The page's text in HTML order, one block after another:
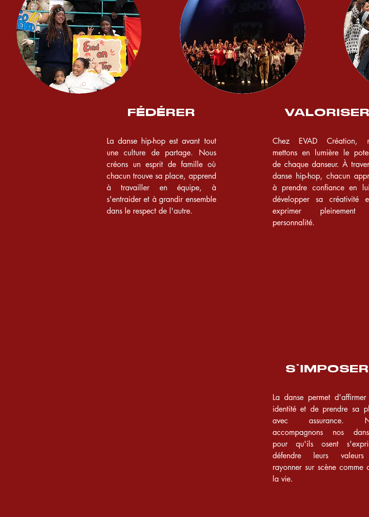
FÉDÉRER
La danse hip-hop est avant tout
une culture de partage. Nous
créons un esprit de famille où
chacun trouve sa place, apprend
à travailler en équipe, à
s'entraider et à grandir ensemble
dans le respect de l'autre.
VALORISER
Chez EVAD Création,
mettons en lumière le
de chaque danseur. À
danse hip-hop, chacun
à prendre confiance en
développer sa créativité
exprimer
personnalité.
S'IMPOSER
La danse permet d'affirmer
identité et de prendre sa
avec assurance.
accompagnons nos
pour qu'ils osent
défendre leurs
rayonner sur scène comme
la vie.